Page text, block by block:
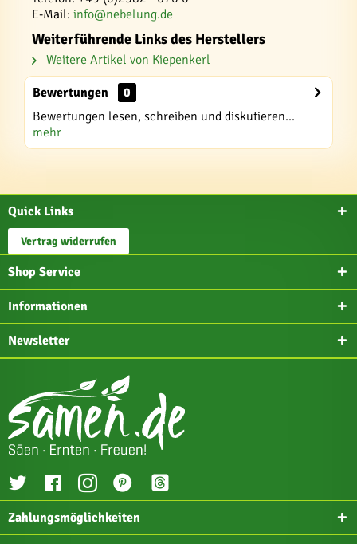
E-Mail: info@nebelung.de
Weiterführende Links des Herstellers
Weitere Artikel von Kiepenkerl
Bewertungen
0
Bewertungen lesen, schreiben und diskutieren...
mehr
Quick Links
Vertrag widerrufen
Shop Service
Informationen
Newsletter
Zahlungsmöglichkeiten